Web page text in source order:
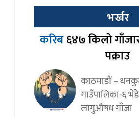
भर्खर
करिब६४७ किलो
पक्राउ
काठमाडौं –
गाउँपालिका-६
लागुऔषध गाँजा